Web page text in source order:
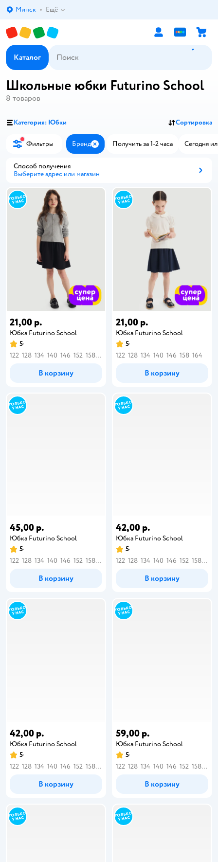
Выбор адреса доставки.
Минск Ещё
Каталог
Школьные юбки Futurino School
8 товаров
Категория: Юбки Сортировка
Фильтры Бренд ЗакрытьПолучить за 1-2 часа Сегодня
Способ получения
Выберите адрес или магазин
21,00 р.
Юбка Futurino School
5
122 128 134 140 146 152 158 164
В корзину
21,00 р.
Юбка Futurino School
5
122 128 134 140 146 158 164
В корзину
45,00 р.
Юбка Futurino School
5
122 128 134 140 146 152 158 164
В корзину
42,00 р.
Юбка Futurino School
5
122 128 134 140 146 152 158 164
В корзину
42,00 р.
Юбка Futurino School
5
122 128 134 140 146 152 158 164
В корзину
59,00 р.
Юбка Futurino School
5
122 128 134 140 146 152 158 164
В корзину